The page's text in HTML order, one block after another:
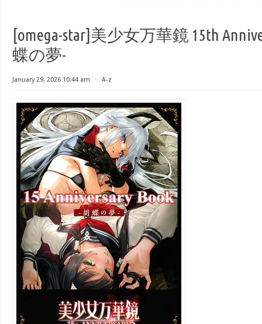
[omega-star]美少女万華鏡 15th
蝶の夢-
January 29, 2026 10:44 am ⋅ A-z